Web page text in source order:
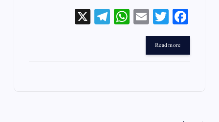
Fa
ce
bo
ok
T
wi
r
E
m
W
ha
Te
le
Read more